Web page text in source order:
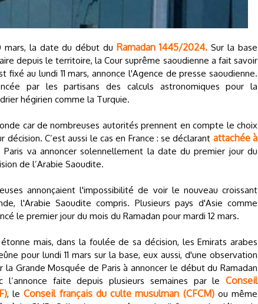
mars, la date du début duRamadan 1445/2024. Sur la base
depuis le territoire, la Cour suprême saoudienne a fait savoir
au lundi 11 mars, annonce l'Agence de presse saoudienne.
par les partisans des calculs astronomiques pour la
hégirien comme la Turquie.
car de nombreuses autorités prennent en compte le choix
C’est aussi le cas en France : se déclarant attachée à
va annoncer solennellement la date du premier jour du
de l’Arabie Saoudite.
annonçaient l'impossibilité de voir le nouveau croissant
l'Arabie Saoudite compris. Plusieurs pays d'Asie comme
le premier jour du mois du Ramadan pour mardi 12 mars.
mais, dans la foulée de sa décision, les Emirats arabes
pour lundi 11 mars sur la base, eux aussi, d'une observation
Grande Mosquée de Paris à annoncer le début du Ramadan
l’annonce faite depuis plusieurs semaines par le Conseil
, leConseil français du culte musulman (CFCM)ou même